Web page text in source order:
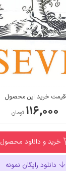
قیمت خرید این محصول
۱۱۶,۰۰۰ تومان
خرید و دانلود محصول
دانلود رایگان نمونه